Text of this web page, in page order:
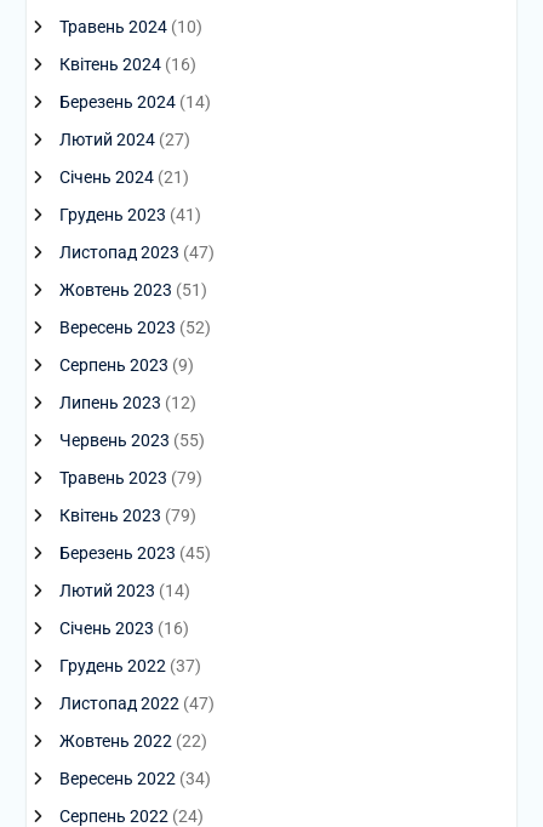
Травень 2024(10)
Квітень 2024(16)
Березень 2024(14)
Лютий 2024(27)
Січень 2024(21)
Грудень 2023 (41)
Листопад 2023 (47)
Жовтень 2023 (51)
Вересень 2023 (52)
Серпень 2023 (9)
Липень 2023 (12)
Червень 2023 (55)
Травень 2023 (79)
Квітень 2023 (79)
Березень 2023 (45)
Лютий 2023 (14)
Січень 2023 (16)
Грудень 2022 (37)
Листопад 2022 (47)
Жовтень 2022 (22)
Вересень 2022 (34)
Серпень 2022 (24)